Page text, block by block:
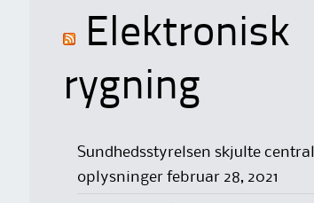
Elektronisk
rygning
Sundhedsstyrelsen skjulte
oplysninger februar 28, 2021